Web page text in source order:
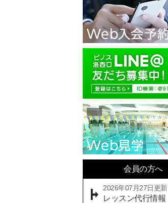
2025年10月(11)
2025年09月(10)
2025年08月(7)
2025年07月(10)
2025年06月(13)
2025年05月(17)
2025年04月(19)
2025年03月(10)
2025年02月(9)
2025年01月(14)
2024年12月(14)
2024年11月(19)
会員の方へ
2026年07月27日更新
レッスン代行情報